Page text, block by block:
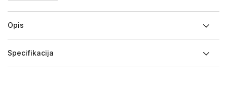
Opis
Specifikacija